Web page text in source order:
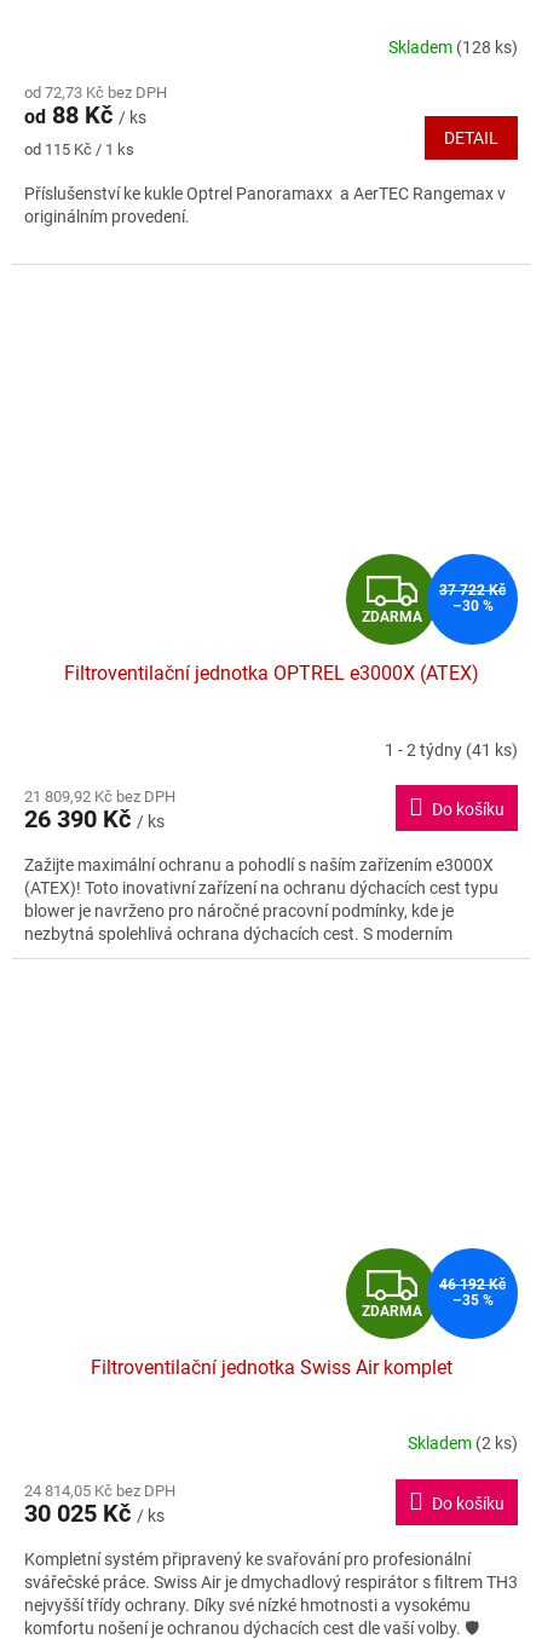
produktu
je
5,0
5
hvězdiček.
Skladem (128 ks)
od 72,73 Kč bez DPH
od 88 Kč / ks
Měrná
od 115 Kč / 1 ks
DETAIL
Příslušenství ke kukle Optrel Panoramaxx a AerTEC Rangemax v
originálním provedení.
Z
D
A
R
M
A
ZDARMA
37 722 Kč
–30 %
Filtroventilační jednotka OPTREL e3000X (ATEX)
produktu
je
z
5
hvězdiček.
1 - 2 týdny (41 ks)
21 809,92 Kč bez DPH
26 390 Kč / ks
Do košíku
Zažijte maximální ochranu a pohodlí s naším zařízením e3000X
(ATEX)! Toto inovativní zařízení na ochranu dýchacích cest typu
blower je navrženo pro náročné pracovní podmínky, kde je
nezbytná spolehlivá ochrana dýchacích cest. S moderním
designem v atraktivní zelené barvě je e3000X ideální volbou pro
Z
D
A
R
M
A
ZDARMA
46 192 Kč
–35 %
Filtroventilační jednotka Swiss Air komplet
produktu
je
z
5
hvězdiček.
Skladem (2 ks)
24 814,05 Kč bez DPH
30 025 Kč / ks
Do košíku
Kompletní systém připravený ke svařování pro profesionální
svářečské práce. Swiss Air je dmychadlový respirátor s filtrem TH3
nejvyšší třídy ochrany. Díky své nízké hmotnosti a vysokému
komfortu nošení je ochranou dýchacích cest dle vaší volby. 🛡️